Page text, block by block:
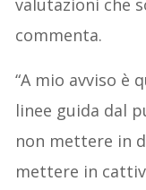
valutazioni che
commenta.
“A mio avviso è
linee guida dal
non mettere in
mettere in